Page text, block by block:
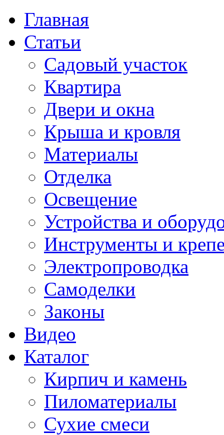
Главная
Статьи
Садовый участок
Квартира
Двери и окна
Крыша и кровля
Материалы
Отделка
Освещение
Устройства и
Инструменты и
Электропроводка
Самоделки
Законы
Видео
Каталог
Кирпич и камень
Пиломатериалы
Сухие смеси